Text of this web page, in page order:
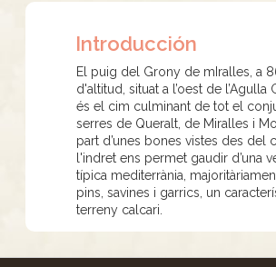
Introducción
El puig del Grony de mIralles, a
d'altitud, situat a l’oest de l’Agulla
és el cim culminant de tot el
serres de Queralt, de Miralles i
part d’unes bones vistes des del
l'indret ens permet gaudir d’una
típica mediterrània,
pins, savines i garrics, un
terreny calcari.